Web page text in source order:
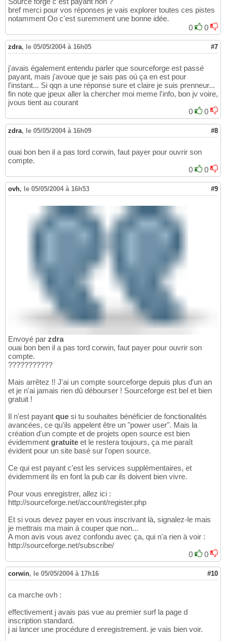
bref merci pour vos réponses je vais explorer toutes ces pistes
notamment Oo c'est suremment une bonne idée.
0
0
zdra, le 05/05/2004 à 16h05 #7
j'avais également entendu parler que sourceforge est passé
payant, mais j'avoue que je sais pas où ça en est pour
l'instant... Si qqn a une réponse sure et claire je suis prenneur...
fin note que jpeux aller la chercher moi meme l'info, bon jv voire,
jvous tient au courant
0
0
zdra, le 05/05/2004 à 16h09 #8
ouai bon ben il a pas tord corwin, faut payer pour ouvrir son
compte.
0
0
ovh, le 05/05/2004 à 16h53 #9
Envoyé par zdra
ouai bon ben il a pas tord corwin, faut payer pour ouvrir son
compte.
???????????
Mais arrêtez !! J'ai un compte sourceforge depuis plus d'un an
et je n'ai jamais rien dû débourser ! Sourceforge est bel et bien
gratuit !
Il n'est payant que si tu souhaites bénéficier de fonctionalités
avancées, ce qu'ils appelent être un "power user". Mais la
création d'un compte et de projets open source est bien
évidemment gratuite et le restera toujours, ça me paraît
évident pour un site basé sur l'open source.
Ce qui est payant c'est les services supplémentaires, et
évidemment ils en font la pub car ils doivent bien vivre.
Pour vous enregistrer, allez ici :
http://sourceforge.net/account/register.php
Et si vous devez payer en vous inscrivant là, signalez-le mais
je mettrais ma main à couper que non...
A mon avis vous avez confondu avec ça, qui n'a rien à voir :
http://sourceforge.net/subscribe/
0
0
corwin, le 05/05/2004 à 17h16 #10
ca marche ovh :
effectivement j avais pas vue au premier surf la page d
inscription standard.
j ai lancer une procédure d enregistrement. je vais bien voir.